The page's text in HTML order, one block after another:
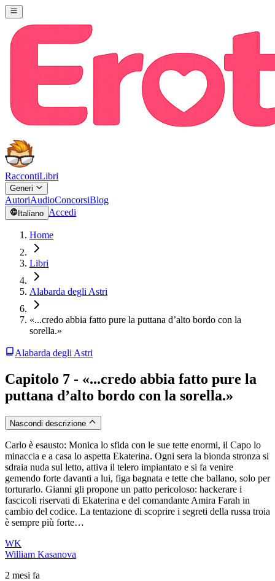
RaccontiLibri
Generi
AutoriAudioConcorsiBlog
Italiano Accedi
Home
Libri
Alabarda degli Astri
«...credo abbia fatto pure la puttana d’alto bordo con la
sorella.»
Alabarda degli Astri
Capitolo 7 - «...credo abbia fatto pure la
puttana d’alto bordo con la sorella.»
Nascondi descrizione
Carlo è esausto: Monica lo sfida con le sue tette enormi, il Capo lo
minaccia e a casa lo aspetta Ekaterina. Ogni sera la bionda stronza si
sdraia nuda sul letto, attiva il telero impiantato e si fa venire
gemendo forte davanti a lui, figa bagnata e tette che ballano, solo per
torturarlo. Gianni gli propone un patto pericoloso: hackerare i
fascicoli riservati di Ekaterina e del comandante Amira Farah in
cambio del codice. La tentazione di scoprire i segreti della russa troia
è sempre più forte…
WK
William Kasanova
2 mesi fa